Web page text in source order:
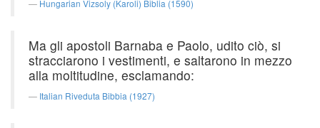
Hungarian Vizsoly (Karoli) Biblia (1590)
Ma gli apostoli Barnaba e Paolo, udito ciò, si
stracciarono i vestimenti, e saltarono in mezzo
alla moltitudine, esclamando:
Italian Riveduta Bibbia (1927)